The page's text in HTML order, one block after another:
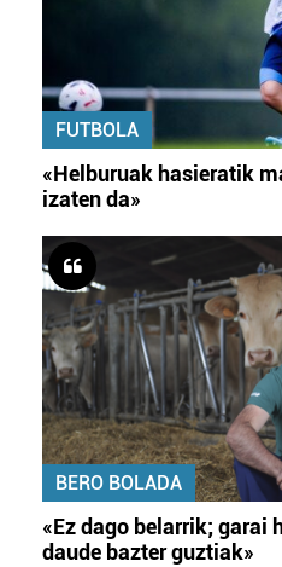
FUTBOLA
«Helburuak hasieratik
izaten da»
BERO BOLADA
«Ez dago belarrik; garai
daude bazter guztiak»